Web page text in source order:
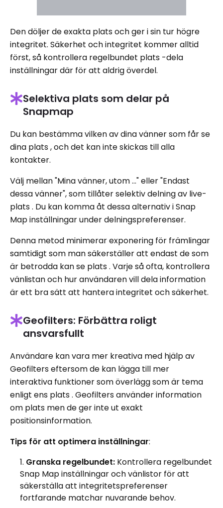
Den döljer de exakta plats och ger i sin tur högre
integritet. Säkerhet och integritet kommer alltid
först, så kontrollera regelbundet plats -dela
inställningar där för att aldrig överdel.
Selektiva plats som delar på
Snapmap
Du kan bestämma vilken av dina vänner som får se
dina plats , och det kan inte skickas till alla
kontakter.
Välj mellan "Mina vänner, utom ..." eller "Endast
dessa vänner", som tillåter selektiv delning av live-
plats . Du kan komma åt dessa alternativ i Snap
Map inställningar under delningspreferenser.
Denna metod minimerar exponering för främlingar
samtidigt som man säkerställer att endast de som
är betrodda kan se plats . Varje så ofta, kontrollera
vänlistan och hur användaren vill dela information
är ett bra sätt att hantera integritet och säkerhet.
Geofilters: Förbättra roligt
ansvarsfullt
Användare kan vara mer kreativa med hjälp av
Geofilters eftersom de kan lägga till mer
interaktiva funktioner som överlägg som är tema
enligt ens plats . Geofilters använder information
om plats men de ger inte ut exakt
positionsinformation.
Tips för att optimera inställningar:
Granska regelbundet: Kontrollera regelbundet
Snap Map inställningar och vänlistor för att
säkerställa att integritetspreferenser
fortfarande matchar nuvarande behov.